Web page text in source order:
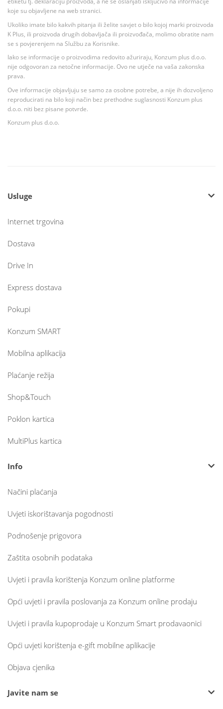
koje su objavljene na web stranici.
Ukoliko imate bilo kakvih pitanja ili želite savjet o bilo kojoj marki proizvoda
K Plus, ili proizvoda drugih dobavljača ili proizvođača, molimo obratite nam
se s povjerenjem na Službu za Korisnike.
Iako se informacije o proizvodima redovito ažuriraju, Konzum plus d.o.o.
nije odgovoran za netočne informacije. Ovo ne utječe na vaša zakonska
prava.
Ove informacije objavljuju se samo za osobne potrebe, a nije ih dozvoljeno
reproducirati na bilo koji način bez prethodne suglasnosti Konzum plus
d.o.o. niti bez pisane potvrde.
Konzum plus d.o.o.
Usluge
Internet trgovina
Dostava
Drive In
Express dostava
Pokupi
Konzum SMART
Mobilna aplikacija
Plaćanje režija
Shop&Touch
Poklon kartica
MultiPlus kartica
Info
Načini plaćanja
Uvjeti iskorištavanja pogodnosti
Podnošenje prigovora
Zaštita osobnih podataka
Uvjeti i pravila korištenja Konzum online platforme
Opći uvjeti i pravila poslovanja za Konzum online prodaju
Uvjeti i pravila kupoprodaje u Konzum Smart prodavaonici
Opći uvjeti korištenja e-gift mobilne aplikacije
Objava cjenika
Javite nam se